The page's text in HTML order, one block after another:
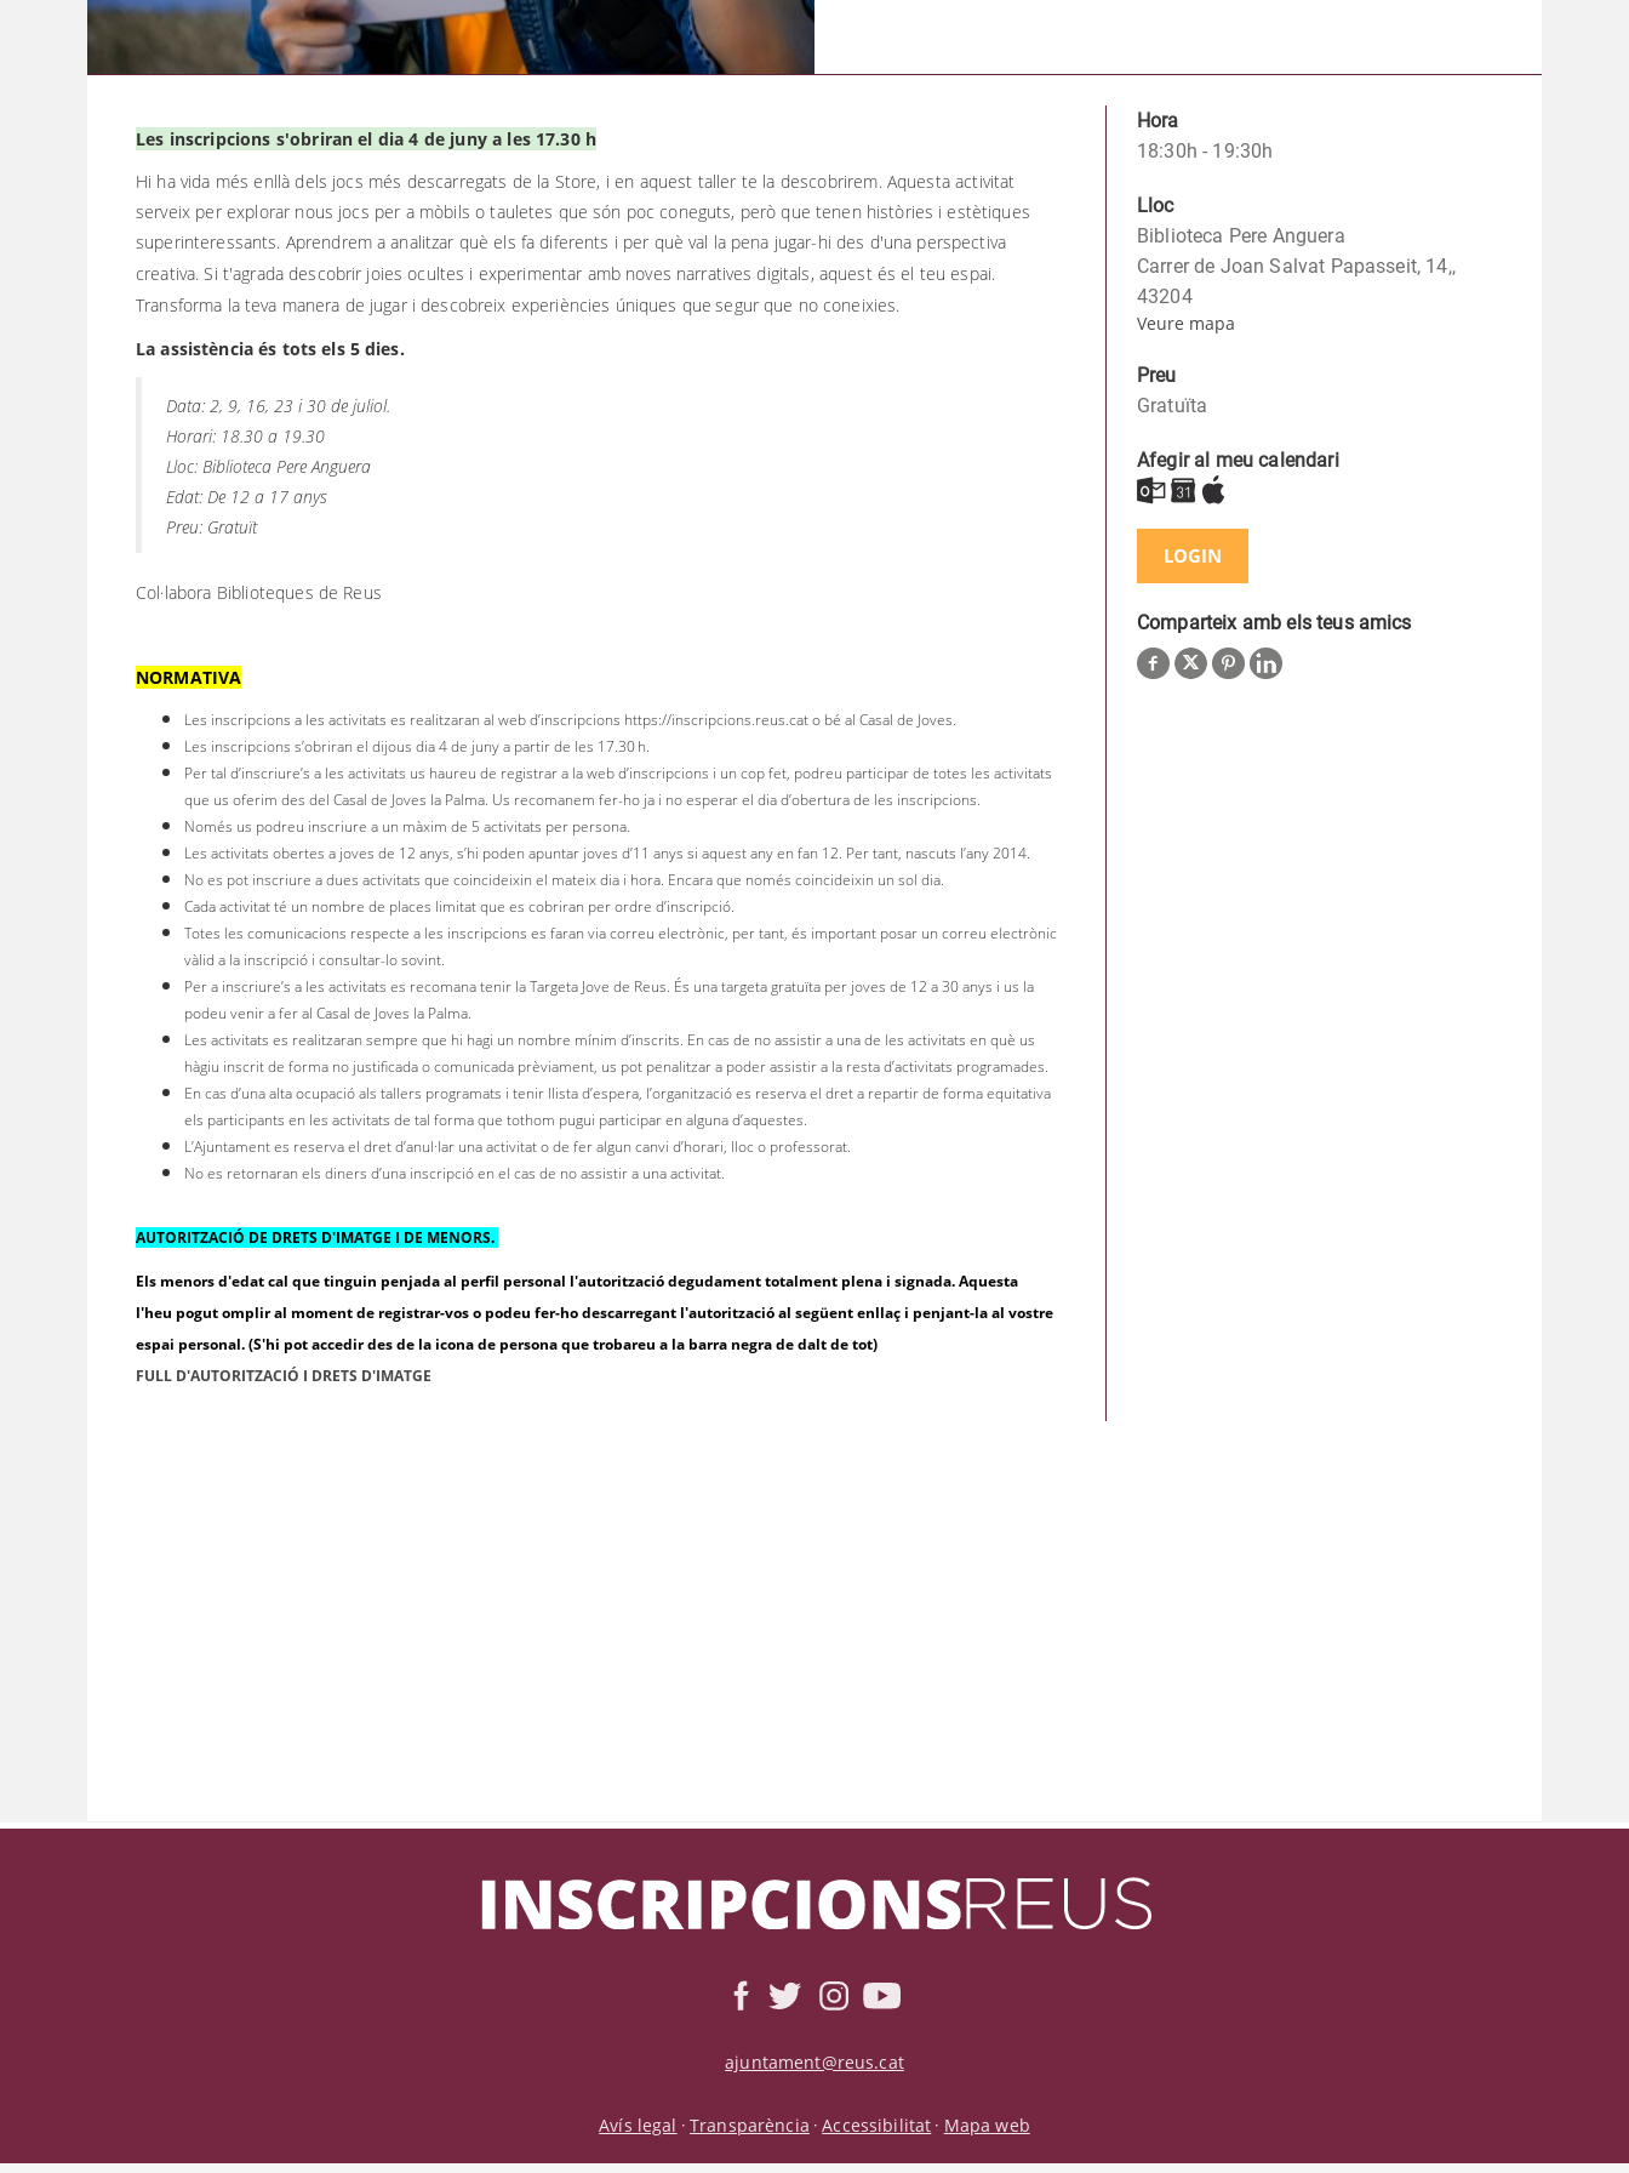
Les inscripcions s'obriran el dia 4 de juny a les 17.30 h
Hi ha vida més enllà dels jocs més descarregats de la Store, i en aquest taller te la descobrirem. Aquesta activitat
serveix per explorar nous jocs per a mòbils otauletes que són poc coneguts, però que tenen històries i estètiques
superinteressants. Aprendrem a analitzar què els fa diferents i per què val la pena jugar-hi des d'una perspectiva
creativa. Si t'agrada descobrir joies ocultes i experimentar amb noves narratives digitals, aquest és el teu espai.
Transforma la teva manera de jugar i descobreix experiències úniques que segur que no coneixies.
La assistència és tots els 5 dies.
Data: 2, 9, 16, 23 i 30 de juliol.
Horari: 18.30 a 19.30
Lloc: Biblioteca Pere Anguera
Edat: De 12 a 17 anys
Preu: Gratuït
Col·labora Biblioteques de Reus
NORMATIVA
Les inscripcions a les activitats es realitzaran al web d’inscripcions https://inscripcions.reus.cat o bé al Casal de Joves.
Les inscripcions s’obriran el dijous dia 4 de juny a partir de les 17.30 h.
Per tal d’inscriure’s a les activitats us haureu de registrar a la web d’inscripcions i un cop fet, podreu participar de totes les activitats
que us oferim des del Casal de Joves la Palma. Us recomanem fer-ho ja i no esperar el dia d’obertura de les inscripcions.
Només us podreu inscriure a un màxim de 5 activitats per persona.
Les activitats obertes a joves de 12 anys, s’hi poden apuntar joves d’11 anys si aquest any en fan 12. Per tant, nascuts l’any 2014.
No es pot inscriure a dues activitats que coincideixin el mateix dia i hora. Encara que només coincideixin un sol dia.
Cada activitat té un nombre de places limitat que es cobriran per ordre d’inscripció.
Totes les comunicacions respecte a les inscripcions es faran via correu electrònic, per tant, és important posar un correu electrònic
vàlid a la inscripció i consultar-lo sovint.
Per a inscriure’s a les activitats es recomana tenir la Targeta Jove de Reus. És una targeta gratuïta per joves de 12 a 30 anys i us la
podeu venir a fer al Casal de Joves la Palma.
Les activitats es realitzaran sempre que hi hagi un nombre mínim d’inscrits. En cas de no assistir a una de les activitats en què us
hàgiu inscrit de forma no justificada o comunicada prèviament, us pot penalitzar a poder assistir a la resta d’activitats programades.
En cas d’una alta ocupació als tallers programats i tenir llista d’espera, l’organització es reserva el dret a repartir de forma equitativa
els participants en les activitats de tal forma que tothom pugui participar en alguna d’aquestes.
L’Ajuntament es reserva el dret d’anul·lar una activitat o de fer algun canvi d’horari, lloc o professorat.
No es retornaran els diners d’una inscripció en el cas de no assistir a una activitat.
AUTORITZACIÓ DE DRETS D'IMATGE I DE MENORS.
Els menors d'edat cal que tinguin penjada al perfil personal l'autorització degudament totalment plena i signada. Aquesta
l'heu pogut omplir al moment de registrar-vos o podeu fer-ho descarregant l'autorització al següent enllaç i penjant-la al vostre
espai personal. (S'hi pot accedir des de la icona de persona que trobareu a la barra negra de dalt de tot)
FULL D'AUTORITZACIÓ I DRETS D'IMATGE
Hora
18:30h - 19:30h
Lloc
Biblioteca Pere Anguera
Carrer de Joan Salvat Papasseit, 14,,
43204
Veure mapa
Preu
Gratuïta
Afegir al meu calendari
LOGIN
Comparteix amb els teus amics
ajuntament@reus.cat
Avís legal ·Transparència ·Accessibilitat · Mapa web